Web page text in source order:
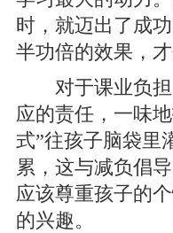
时，就迈出了成
半功倍的效果，
对于课业负担
应的责任，一味
式”往孩子脑袋里
累，这与减负倡
应该尊重孩子的
的兴趣。